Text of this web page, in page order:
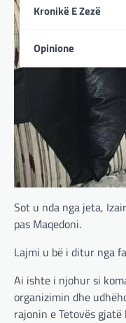
Kronikë E Zezë
Opinione
Sot u nda nga jeta,
pas Maqedoni.
Lajmi u bë i ditur nga
Ai ishte i njohur si
organizimin dhe
rajonin e Tetovës